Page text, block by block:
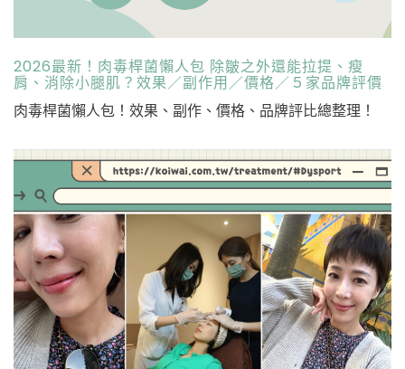
2026最新！肉毒桿菌懶人包 除皺之外還能拉提、瘦
肩、消除小腿肌？效果／副作用／價格／５家品牌評價
肉毒桿菌懶人包！效果、副作、價格、品牌評比總整理！